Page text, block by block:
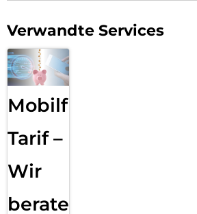
Verwandte Services
Mobilfunk
Tarif –
Wir
beraten